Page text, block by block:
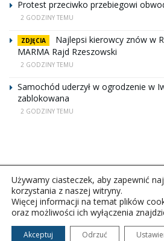
Protest przeciwko przebiegowi
2 GODZINY TEMU
ZDJĘCIA
Najlepsi kierowcy znów w
MARMA Rajd Rzeszowski
2 GODZINY TEMU
Samochód uderzył w ogrodzenie w
zablokowana
2 GODZINY TEMU
Copyright © 2026Polskie Radio
Wszelkie prawa zastrzeżone.
Używamy ciasteczek, aby zapewnić
korzystania z naszej witryny.
Więcej informacji na temat plików
oraz możliwości ich wyłączenia
Akceptuj Odrzuć